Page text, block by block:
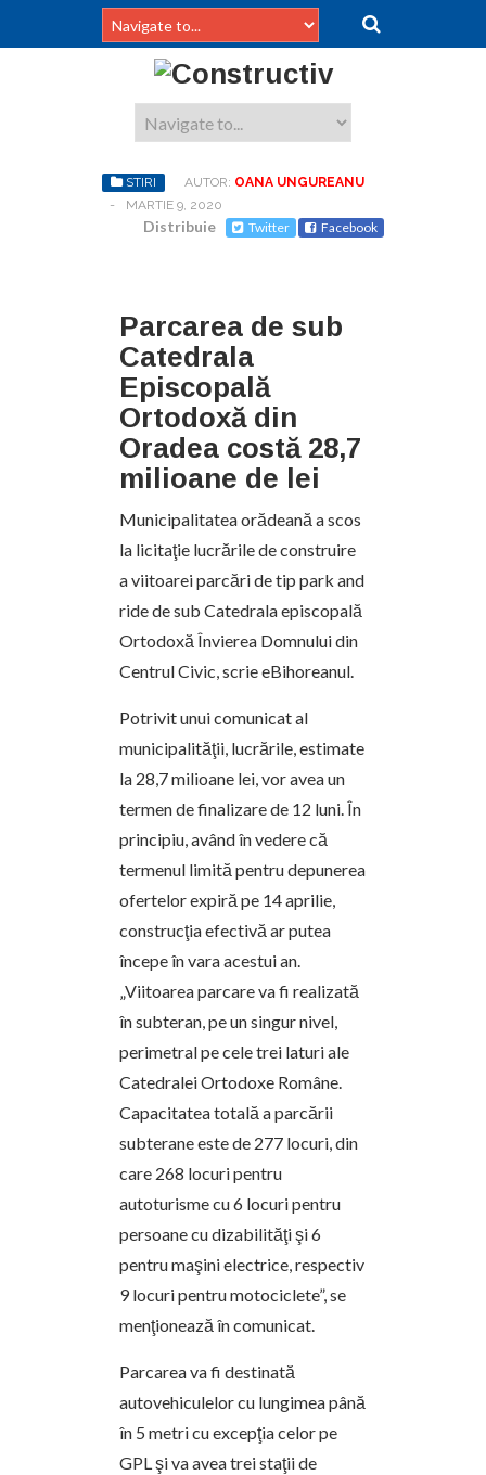
STIRI AUTOR: OANA UNGUREANU
-
MARTIE 9, 2020
Distribuie Twitter Facebook
Parcarea de sub
Catedrala
Episcopală
Ortodoxă din
Oradea costă 28,7
milioane de lei
Municipalitatea orădeană a scos
la licitaţie lucrările de construire
a viitoarei parcări de tip park and
ride de sub Catedrala episcopală
Ortodoxă Învierea Domnului din
Centrul Civic, scrie eBihoreanul.
Potrivit unui comunicat al
municipalităţii, lucrările, estimate
la 28,7 milioane lei, vor avea un
termen de finalizare de 12 luni. În
principiu, având în vedere că
termenul limită pentru depunerea
ofertelor expiră pe 14 aprilie,
construcţia efectivă ar putea
începe în vara acestui an.
„Viitoarea parcare va fi realizată
în subteran, pe un singur nivel,
perimetral pe cele trei laturi ale
Catedralei Ortodoxe Române.
Capacitatea totală a parcării
subterane este de 277 locuri, din
care 268 locuri pentru
autoturisme cu 6 locuri pentru
persoane cu dizabilităţi şi 6
pentru maşini electrice, respectiv
9 locuri pentru motociclete”, se
menţionează în comunicat.
Parcarea va fi destinată
autovehiculelor cu lungimea până
în 5 metri cu excepţia celor pe
GPL şi va avea trei staţii de